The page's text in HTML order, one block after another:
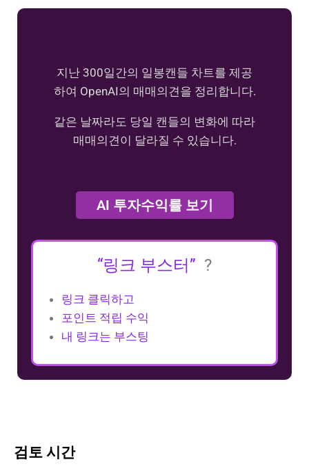
지난 300일간의 일봉캔들 차트를 제공
하여 OpenAI의 매매의견을 정리합니다.
같은 날짜라도 당일 캔들의 변화에 따라
매매의견이 달라질 수 있습니다.
AI 투자수익률 보기
“링크 부스터” ?
링크 클릭하고
포인트 적립 수익
내 링크는 부스팅
검토 시간